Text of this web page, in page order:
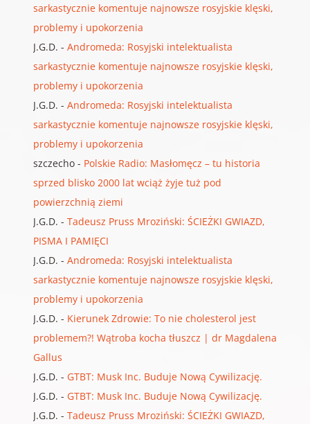
sarkastycznie komentuje najnowsze rosyjskie klęski,
problemy i upokorzenia
J.G.D. - Andromeda: Rosyjski intelektualista
sarkastycznie komentuje najnowsze rosyjskie klęski,
problemy i upokorzenia
J.G.D. - Andromeda: Rosyjski intelektualista
sarkastycznie komentuje najnowsze rosyjskie klęski,
problemy i upokorzenia
szczecho- Polskie Radio: Masłomęcz – tu historia
sprzed blisko 2000 lat wciąż żyje tuż pod
powierzchnią ziemi
J.G.D. - Tadeusz Pruss Mroziński: ŚCIEŻKI GWIAZD,
PISMA I PAMIĘCI
J.G.D. - Andromeda: Rosyjski intelektualista
sarkastycznie komentuje najnowsze rosyjskie klęski,
problemy i upokorzenia
J.G.D. - Kierunek Zdrowie: To nie cholesterol jest
problemem?! Wątroba kocha tłuszcz | dr Magdalena
Gallus
J.G.D. - GTBT: Musk Inc. Buduje Nową Cywilizację.
J.G.D. - GTBT: Musk Inc. Buduje Nową Cywilizację.
J.G.D. - Tadeusz Pruss Mroziński: ŚCIEŻKI GWIAZD,